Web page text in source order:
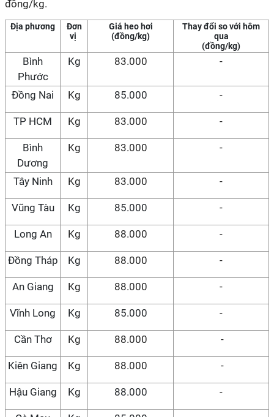
đồng/kg.
Địa phương
Đơn
vị
Giá heo hơi
(đồng/kg)
Thay đổi so với hôm
qua
(đồng/kg)
Bình
Phước
Kg 83.000 -
Đồng Nai Kg 85.000 -
TP HCM Kg 83.000 -
Bình
Dương
Kg 83.000 -
Tây Ninh Kg 83.000 -
Vũng Tàu Kg 85.000 -
Long An Kg 88.000 -
Đồng Tháp Kg 88.000 -
An Giang Kg 88.000 -
Vĩnh Long Kg 85.000 -
Cần Thơ Kg 88.000 -
Kiên Giang Kg 88.000 -
Hậu Giang Kg 88.000 -